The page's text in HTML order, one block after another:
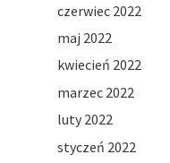
czerwiec 2022
maj 2022
kwiecień 2022
marzec 2022
luty 2022
styczeń 2022